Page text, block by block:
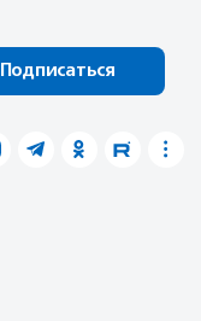
Подписаться